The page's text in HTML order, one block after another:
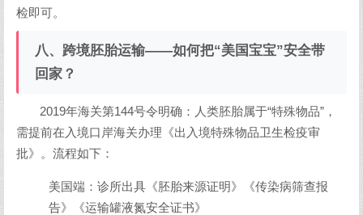
检即可。
八、跨境胚胎运输——如何把“美国宝宝”安全带
回家？
2019年海关第144号令明确：人类胚胎属于“特殊物品”，
需提前在入境口岸海关办理《出入境特殊物品卫生检疫审
批》。流程如下：
美国端：诊所出具《胚胎来源证明》《传染病筛查报
告》《运输罐液氮安全证书》